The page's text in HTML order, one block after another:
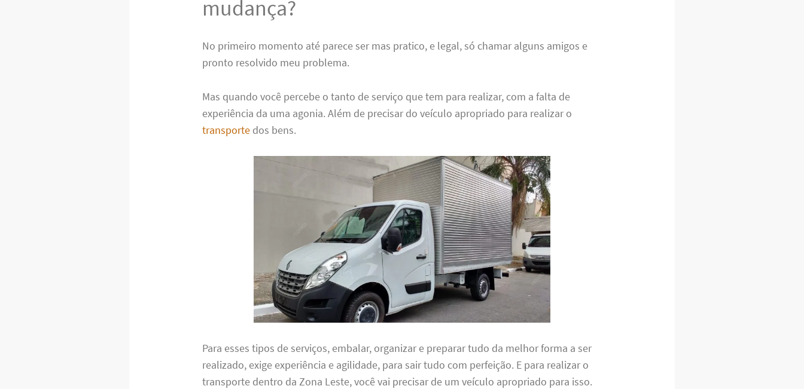
mudança?
No primeiro momento até parece ser mas pratico, e legal, só chamar alguns amigos e
pronto resolvido meu problema.
Mas quando você percebe o tanto de serviço que tem para realizar, com a falta de
experiência da uma agonia. Além de precisar do veículo apropriado para realizar o
transporte dos bens.
Para esses tipos de serviços, embalar, organizar e preparar tudo da melhor forma a ser
realizado, exige experiência e agilidade, para sair tudo com perfeição. E para realizar o
transporte dentro da Zona Leste, você vai precisar de um veículo apropriado para isso.